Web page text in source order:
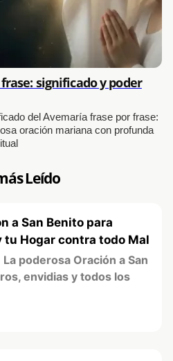
significado y poder
del Avemaría frase por frase:
oración mariana con profunda
Leído
a San Benito para
tu Hogar contra todo Mal
poderosa Oración a San
envidias y todos los